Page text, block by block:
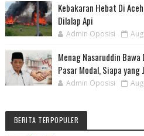
Kebakaran Hebat Di
Dilalap Api
Admin Oposisi
Menag Nasaruddin Bawa
Pasar Modal, Siapa yang
Admin Oposisi
BERITA TERPOPULER